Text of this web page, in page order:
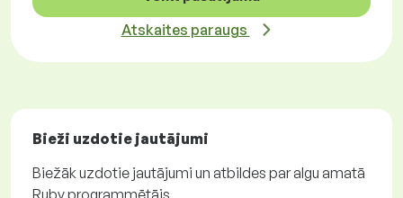
Atskaites paraugs
Bieži uzdotie jautājumi
Biežāk uzdotie jautājumi un atbildes par algu amatā